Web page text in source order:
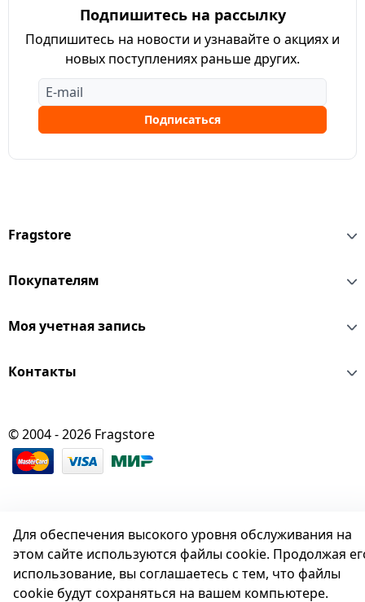
Подпишитесь на рассылку
Подпишитесь на новости и узнавайте о акциях и
новых поступлениях раньше других.
Подписаться
Fragstore
Покупателям
Моя учетная запись
Контакты
© 2004 - 2026 Fragstore
Для обеспечения высокого уровня обслуживания на
этом сайте используются файлы cookie. Продолжая
использование, вы соглашаетесь с тем, что файлы
cookie будут сохраняться на вашем компьютере.